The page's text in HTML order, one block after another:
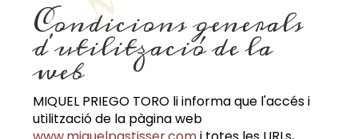
Condicions generals
d'utilització de la
web
MIQUEL PRIEGO TORO li informa que l'accés i
utilització de la pàgina web